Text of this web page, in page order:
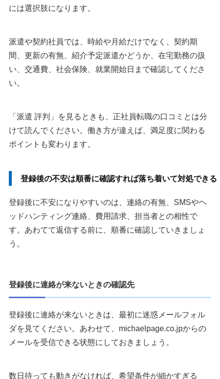
には選択肢になります。
派遣や契約社員では、時給や月給だけでなく、契約期
間、更新の有無、紹介予定派遣かどうか、在宅勤務の扱
い、交通費、社会保険、就業開始日まで確認してくださ
い。
「派遣 評判」を見るときも、正社員転職の口コミとは分
けて読んでください。働き方が違えば、満足度に関わる
ポイントも変わります。
登録後の不安は順番に確認すれば落ち着いて対処できる
登録後に不安になりやすいのは、連絡の有無、SMSやヘ
ッドハンティング連絡、費用請求、担当者との相性で
す。あわてて返信する前に、順番に確認していきましょ
う。
登録後に連絡が来ないときの確認先
登録後に連絡が来ないときは、最初に迷惑メールフォル
ダを見てください。あわせて、michaelpage.co.jpからの
メールを受信できる状態にしておきましょう。
数日待っても動きがなければ、希望条件が細かすぎる